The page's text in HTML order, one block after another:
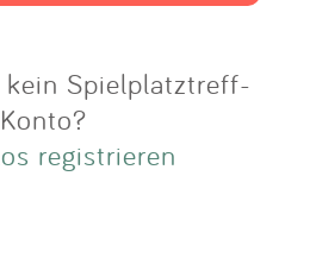
Spielplatztreff-
Konto?
registrieren